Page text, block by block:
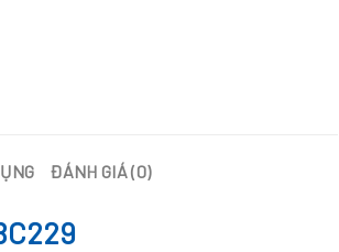
ĐÁNH GIÁ (0)